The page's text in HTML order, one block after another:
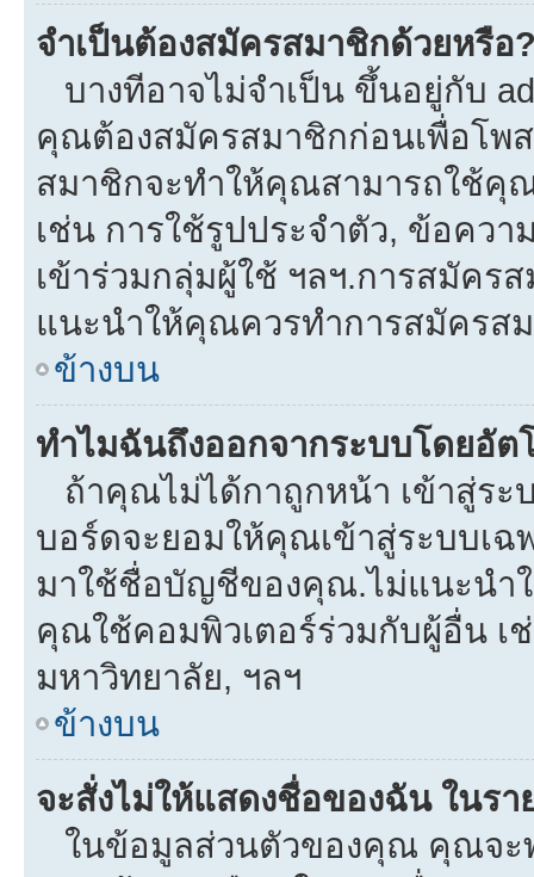
จำเป็นต้องสมัครสมาชิกด้วยหรือ
บางทีอาจไม่จำเป็น ขึ้นอยู่กับ
คุณต้องสมัครสมาชิกก่อนเพื่อโพ
สมาชิกจะทำให้คุณสามารถใช้คุ
เช่น การใช้รูปประจำตัว, ข้อคว
เข้าร่วมกลุ่มผู้ใช้ ฯลฯ.การสมัคร
แนะนำให้คุณควรทำการสมัครส
ข้างบน
ทำไมฉันถึงออกจากระบบโดยอัต
ถ้าคุณไม่ได้กาถูกหน้า เข้าสู่ระ
บอร์ดจะยอมให้คุณเข้าสู่ระบบเ
มาใช้ชื่อบัญชีของคุณ.ไม่แนะนำ
คุณใช้คอมพิวเตอร์ร่วมกับผู้อื่น เ
มหาวิทยาลัย, ฯลฯ
ข้างบน
จะสั่งไม่ให้แสดงชื่อของฉัน ในร
ในข้อมูลส่วนตัวของคุณ คุณจะ